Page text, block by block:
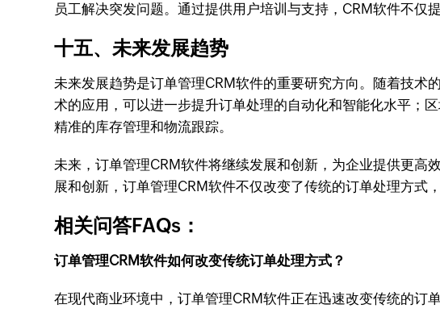
员工解决突发问题。通过提供用户培训与支持，CRM软件不仅
十五、未来发展趋势
未来发展趋势是订单管理CRM软件的重要研究方向。随着技术
术的应用，可以进一步提升订单处理的自动化和智能化水平；
精准的库存管理和物流跟踪。
未来，订单管理CRM软件将继续发展和创新，为企业提供更
展和创新，订单管理CRM软件不仅改变了传统的订单处理方式
相关问答FAQs：
订单管理CRM软件如何改变传统订单处理方式？
在现代商业环境中，订单管理CRM软件正在迅速改变传统的订